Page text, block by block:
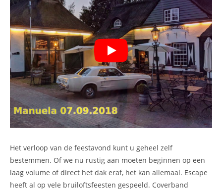
Het verloop van de feestavond kunt u geheel zelf
bestemmen. Of we nu rustig aan moeten beginnen op een
laag volume of direct het dak eraf, het kan allemaal. Escape
heeft al op vele bruiloftsfeesten gespeeld. Coverband